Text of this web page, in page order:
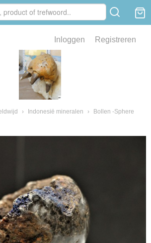
Inloggen Registreren
› Indonesië mineralen ›
Bollen -Sphere